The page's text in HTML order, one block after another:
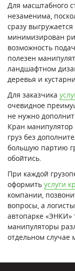
Для масштабного
незаменима,
сразу
минимизирован
возможность
полезен
ландшафтном
деревья и
Для заказчика
очевидное
не нужно
Кран манипулятор
груз без
большую партию
обойтись.
При каждой
оформить услуги
компании,
вопросы, а
автопарке «ЭНКИ»
манипуляторы
отдельном случае